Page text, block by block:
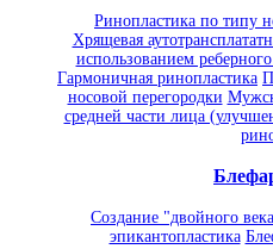
Ринопластика по типу
Хрящевая
использованием
Гармоничная ринопластика
носовой перегородки
средней части лица
Создание "двойного
эпикантопластика